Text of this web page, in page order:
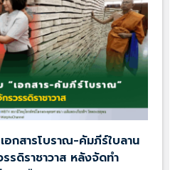
กสารโบราณ-คัมภีร์ใบลาน
ดิราชาวาส หลังจัดทำ